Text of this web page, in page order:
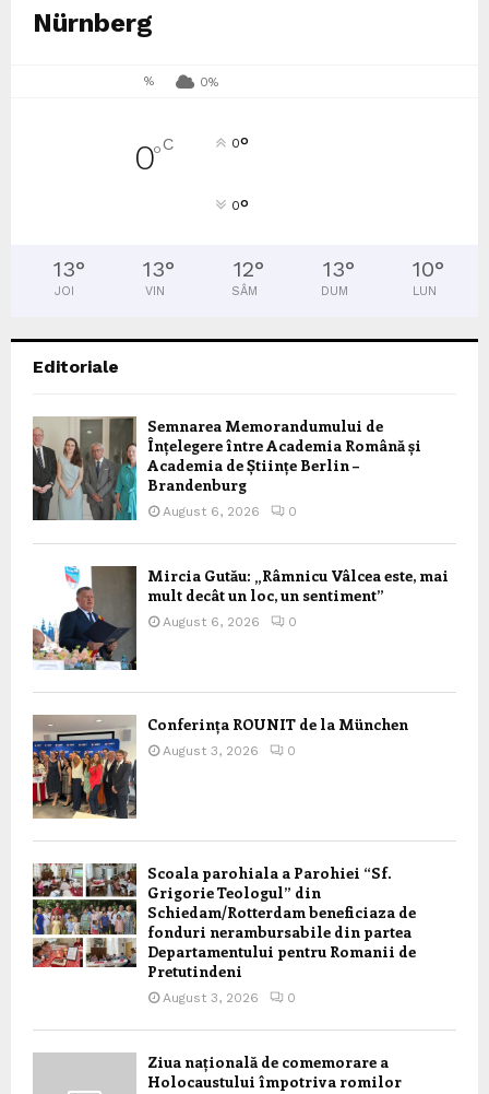
Nürnberg
% 0%
0°C 0°
0°
13°
JOI
13°
VIN
12°
SÂM
13°
DUM
10°
LUN
Editoriale
Semnarea Memorandumului de
Înțelegere între Academia Română și
Academia de Științe Berlin –
Brandenburg
August 6, 2026 0
Mircia Gutău: „Râmnicu Vâlcea este, mai
mult decât un loc, un sentiment”
August 6, 2026 0
Conferința ROUNIT de la München
August 3, 2026 0
Scoala parohiala a Parohiei “Sf.
Grigorie Teologul” din
Schiedam/Rotterdam beneficiaza de
fonduri nerambursabile din partea
Departamentului pentru Romanii de
Pretutindeni
August 3, 2026 0
Ziua națională de comemorare a
Holocaustului împotriva romilor